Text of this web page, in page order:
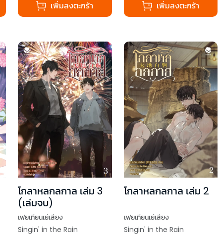
เพิ่มลงตะกร้า เพิ่มลงตะกร้า
โกลาหลกลกาล เล่ม 3
(เล่มจบ)
เฟยเทียนเย่เสียง
Singin' in the Rain
โกลาหลกลกาล เล่ม 2
เฟยเทียนเย่เสียง
Singin' in the Rain